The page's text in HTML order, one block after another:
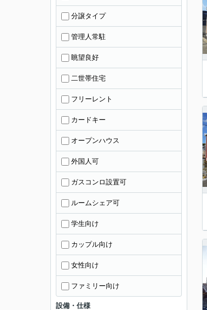
分譲タイプ
管理人常駐
眺望良好
二世帯住宅
フリーレント
カードキー
オープンハウス
外国人可
ガスコンロ設置可
ルームシェア可
学生向け
カップル向け
女性向け
ファミリー向け
設備・仕様